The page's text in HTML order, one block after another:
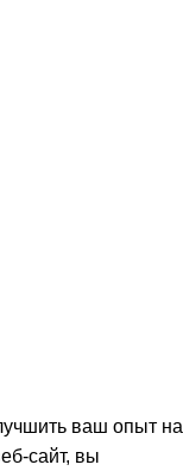
ваш опыт на
сайт, вы